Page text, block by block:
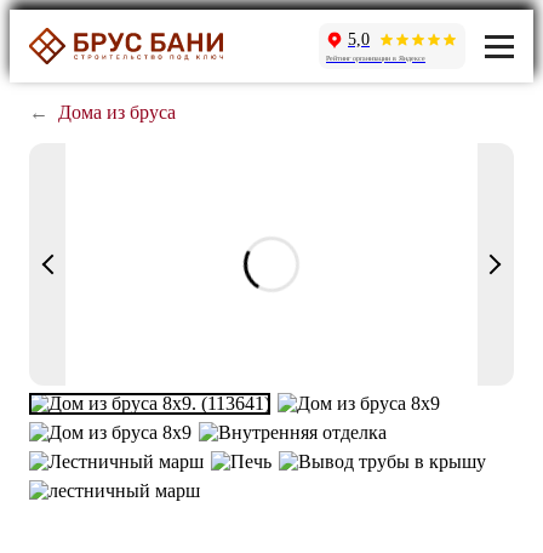
5,0
Рейтинг организации в Яндексе
← Дома из бруса